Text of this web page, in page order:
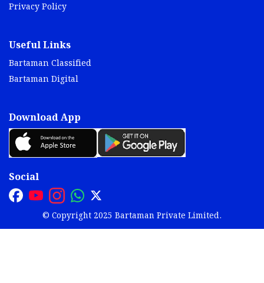
Privacy Policy
Useful Links
Bartaman Classified
Bartaman Digital
Download App
Social
© Copyright 2025 Bartaman Private Limited.